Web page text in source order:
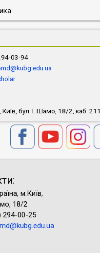
03-94
бул. І. Шамо, 18/2, каб. 211
м.Київ,
18/2
294-00-25